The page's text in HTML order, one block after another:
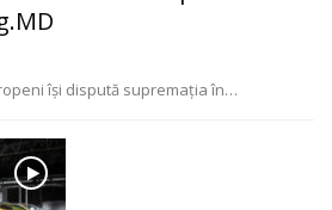
își dispută supremația în…